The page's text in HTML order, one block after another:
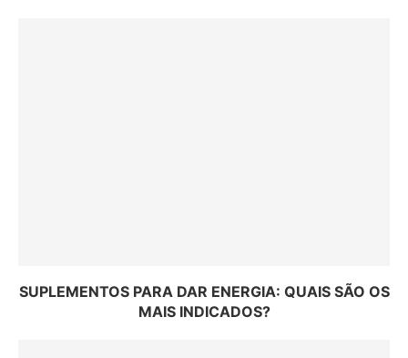
SUPLEMENTOS PARA DAR ENERGIA: QUAIS SÃO OS
MAIS INDICADOS?